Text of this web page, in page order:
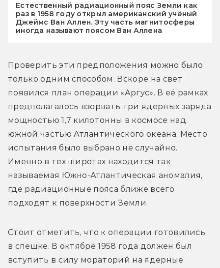
Естественный радиационный пояс Земли как
раз в 1958 году открыл американский учёный
Джеймс Ван Аллен. Эту часть магнитосферы
иногда называют поясом Ван Аллена
Проверить эти предположения можно было
только одним способом. Вскоре на свет
появился план операции «Аргус». В её рамках
предполагалось взорвать три ядерных заряда
мощностью 1,7 килотонны в космосе над
южной частью Атлантического океана. Место
испытания было выбрано не случайно.
Именно в тех широтах находится так
называемая Южно-Атлантическая аномалия,
где радиационные пояса ближе всего
подходят к поверхности Земли.
Стоит отметить, что к операции готовились
в спешке. В октябре 1958 года должен был
вступить в силу мораторий на ядерные